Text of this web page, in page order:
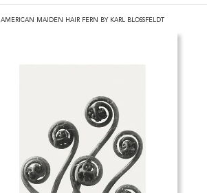
AMERICAN MAIDEN HAIR FERN BY KARL BLOSSFELDT